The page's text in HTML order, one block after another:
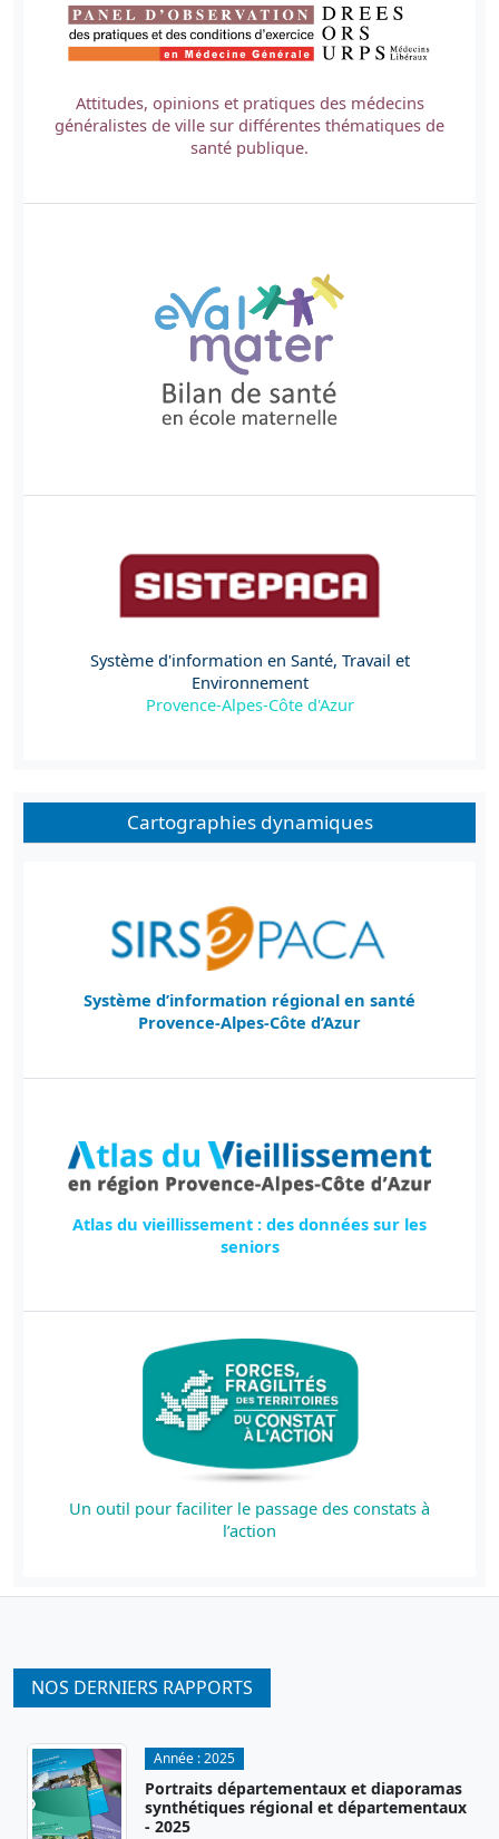
Attitudes, opinions et pratiques des médecins
généralistes de ville sur différentes thématiques de
santé publique.
Système d'information en Santé, Travail et
Environnement
Provence-Alpes-Côte d'Azur
Cartographies dynamiques
Système d’information régional en santé
Provence-Alpes-Côte d’Azur
Atlas du vieillissement : des données sur les
seniors
Un outil pour faciliter le passage des constats à
l’action
NOS DERNIERS RAPPORTS
Année :2025
Portraits départementaux et diaporamas
synthétiques régional et départementaux
- 2025